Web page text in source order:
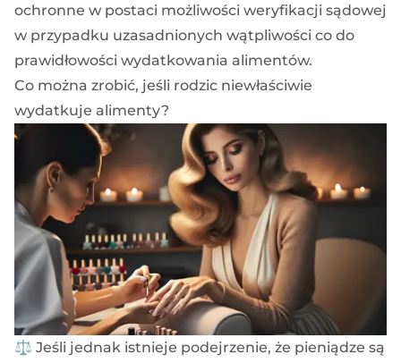
ochronne w postaci możliwości weryfikacji sądowej
w przypadku uzasadnionych wątpliwości co do
prawidłowości wydatkowania alimentów.
Co można zrobić, jeśli rodzic niewłaściwie
wydatkuje alimenty?
⚖️ Jeśli jednak istnieje podejrzenie, że pieniądze są